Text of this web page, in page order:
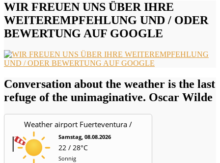
WIR FREUEN UNS ÜBER IHRE
WEITEREMPFEHLUNG UND / ODER
BEWERTUNG AUF GOOGLE
Conversation about the weather is the last
refuge of the unimaginative. Oscar Wilde
Weather airport Fuerteventura /
Aeropuerto
Samstag, 08.08.2026
22 / 28°C
Sonnig